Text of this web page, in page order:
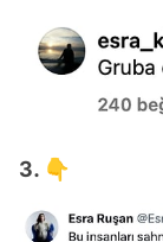
3. 👇